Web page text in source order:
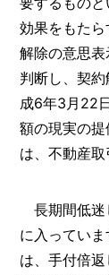
効果をもた
解除の意思
判断し、契
成6年3月22
額の現実の
は、不動産取
長期間低迷
に入ってい
は、手付倍返